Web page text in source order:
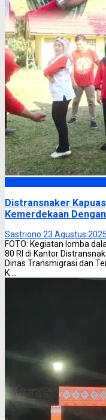
Distransnaker
Kemerdekaan
Sastriono 23 Agustus 2025
FOTO: Kegiatan lomba
80 RI di Kantor
Dinas Transmigrasi dan
K ...